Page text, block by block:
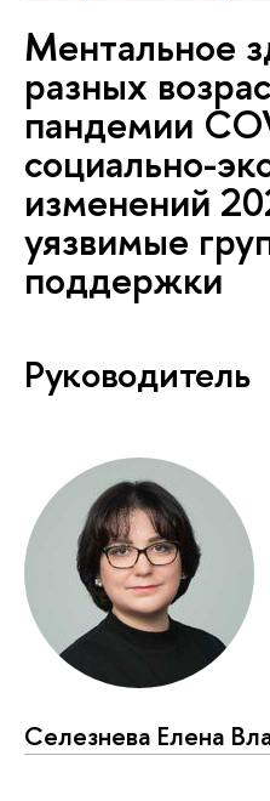
Ментальное
разных
пандемии
социально-
изменений
уязвимые
поддержки
Руководитель
Селезнева Елена